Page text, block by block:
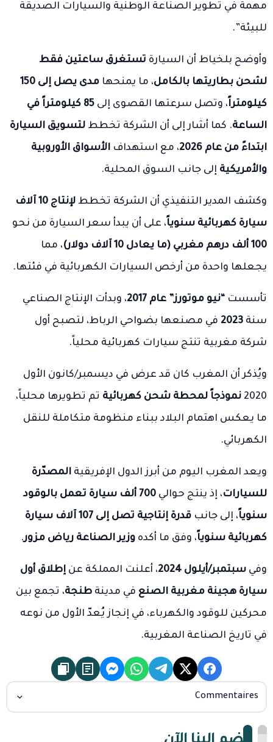
مهمة في تطوير الصناعة الوطنية والسيارات الصديقة
للبيئة”.
وأوضح بلخياط أن السيارة تستغرق ساعتين فقط
لشحن بطاريتها بالكامل، ما يمنحها
مدى يصل إلى 150
كيلومتراً، وتصل سرعتها القصوى إلى
85 كيلومتراً في
الساعة. كما أشار إلى أن الشركة تخطط لتسويق السيارة
ابتداءً من عام 2026
، مع استهداف الأسواق الأوروبية
والأمريكية إلى جانب السوق المحلية.
وكشف المدير التنفيذي أن الشركة تخطط
لإنتاج 10 آلاف
سيارة كهربائية سنوياً، على أن يبدأ سعر السيارة من نحو
100 ألف درهم مغربي (ما يعادل 10 آلاف دولار)
، مما
يجعلها واحدة من أرخص السيارات الكهربائية في فئتها.
تأسست “نيو موتورز” عام 2017
، وبدأت الإنتاج الصناعي
سنة 2023 في مصنعها بضواحي الرباط، لتصبح أول
شركة مغربية تنتج سيارات كهربائية محلياً.
ويُذكر أن المغرب كان قد عرض في ديسمبر/كانون الأول
2020 نموذجاً لمحطة شحن كهربائية تم تطويرها محلياً،
ما يعكس اهتمام البلاد ببناء منظومة متكاملة للنقل
الكهربائي.
ويعد المغرب اليوم من أبرز الدول الإفريقية المصدّرة
للسيارات، إذ ينتج حوالي
700 ألف سيارة تعمل بالوقود
سنوياً، إلى جانب
قدرة إنتاجية تصل إلى 107 آلاف سيارة
كهربائية سنوياً، وفق ما أكده وزير الصناعة رياض مزور.
وفي سبتمبر/أيلول 2024 ، أعلنت المملكة عن إطلاق أول
سيارة هجينة مغربية الصنع في مدينة طنجة، تجمع بين
محركين للوقود والكهرباء، في إنجاز يُعدّ الأول من نوعه
في تاريخ الصناعة المغربية.
Commentaires